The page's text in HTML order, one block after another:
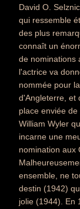
David O.
qui ressemble
des plus
connaît un
de nominations
l'actrice va
nommée pour
d'Angleterre, et
place enviée
William Wyler
incarne une
nomination aux
ensemble, ne
destin (1942)
jolie (1944). En